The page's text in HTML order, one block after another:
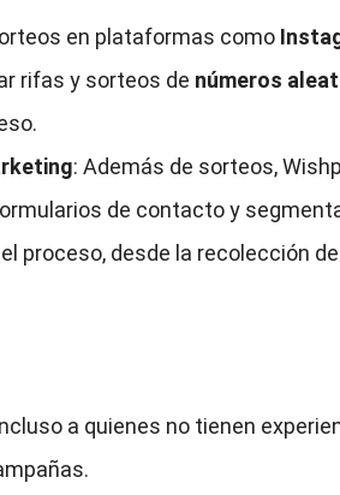
en plataformas como
rifas y sorteos de números
: Además de sorteos,
de contacto y
proceso, desde la recolección
a quienes no tienen